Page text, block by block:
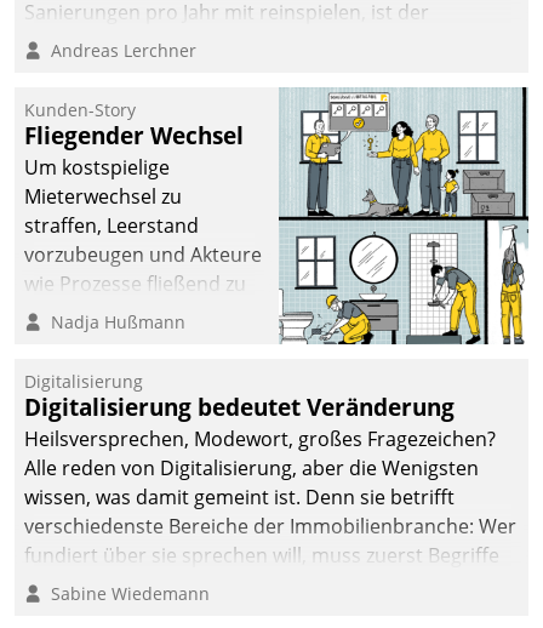
Sanierungen pro Jahr mit reinspielen, ist der
Betreuungs- und Organisationsaufwand immens. Im
kommunale Wohnungsbauunternehmen daher
gemeinsam mit der Berliner Datatrain GmbH den
Teilprozess der Objektsanierung digitalisiert.
Andreas Lerchner
Kunden-Story
Fliegender Wechsel
Um kostspielige
Mieterwechsel zu
straffen, Leerstand
vorzubeugen und Akteure
wie Prozesse fließend zu
vernetzen, nutzt die
Jahresbeginn eine
Überblick, Einsicht und
Eingriff bietende Lösung.
Zur Entwicklung setzte
man auf
Cloudtechnologie,
bewährte und Startup-
agile Projektmethoden.
Nadja Hußmann
Digitalisierung
Digitalisierung bedeutet Veränderung
Heilsversprechen, Modewort, großes Fragezeichen?
Alle reden von Digitalisierung, aber die Wenigsten
wissen, was damit gemeint ist. Denn sie betrifft
verschiedenste Bereiche der Immobilienbranche: Wer
fundiert über sie sprechen will, muss zuerst Begriffe
klären. Ein Aspekt ist die betriebliche Optimierung:
Sabine Wiedemann